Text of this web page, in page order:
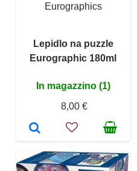
Eurographics
Lepidlo na puzzle
Eurographic 180ml
In magazzino (1)
8,00 €